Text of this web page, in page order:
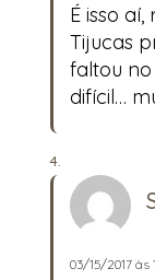
É isso
Tijucas
faltou no
difícil…
03/15/2017 às